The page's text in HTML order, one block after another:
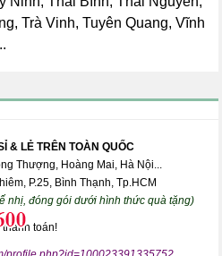
Trà Vinh, Tuyên Quang, Vĩnh
& LẺ TRÊN TOÀN QUỐC
Thượng, Hoàng Mai, Hà Nội...
P.25, Bình Thạnh, Tp.HCM
nhị, đóng gói dưới hình thức quà tặng)
toán!